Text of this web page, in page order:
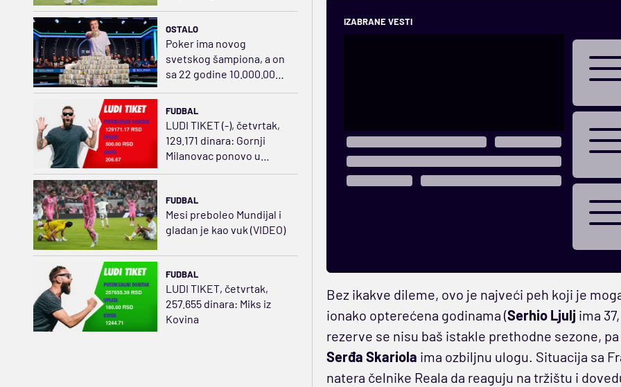
OSTALO
Poker ima novog
svetskog šampiona, a on
sa 22 godine 10.000.000
FUDBAL
LUDI TIKET (-), četvrtak,
129.171 dinara: Gornji
Milanovac ponovo u
centru pažnje!
FUDBAL
Mesi preboleo Mundijal i
gladan je kao vuk (VIDEO)
FUDBAL
LUDI TIKET, četvrtak,
257.655 dinara: Miks iz
Kovina
IZABRANE VESTI
Bez ikakve dileme, ovo je najveći peh koji je
ionako opterećena godinama (Serhio Ljulj ima 37,
rezerve se nisu baš istakle prethodne sezone,
Serđa Skariola ima ozbiljnu ulogu. Situacija sa
natera čelnike Reala da reaguju na tržištu i